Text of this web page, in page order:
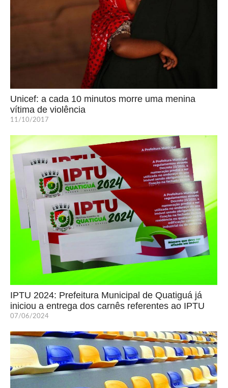
Unicef: a cada 10 minutos morre uma menina
vítima de violência
11/10/2017
IPTU 2024: Prefeitura Municipal de Quatiguá já
iniciou a entrega dos carnês referentes ao IPTU
07/06/2024